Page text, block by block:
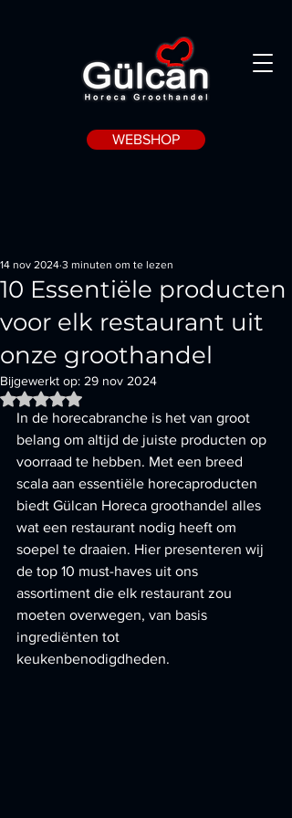
WEBSHOP
10 Essentiële producten
voor elk restaurant uit
onze groothandel
14 nov 2024 3 minuten om te lezen
Bijgewerkt op: 29 nov 2024
Beoordeeld met NaN uit 5 sterren.
In de horecabranche is het van groot
belang om altijd de juiste producten op
voorraad te hebben. Met een breed
scala aan essentiële horecaproducten
biedt Gülcan Horeca groothandel alles
wat een restaurant nodig heeft om
soepel te draaien. Hier presenteren wij
de top 10 must-haves uit ons
assortiment die elk restaurant zou
moeten overwegen, van basis
ingrediënten tot
keukenbenodigdheden.